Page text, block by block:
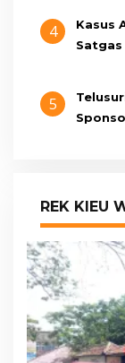
4
Kasus
Satgas
5
REK KIEU